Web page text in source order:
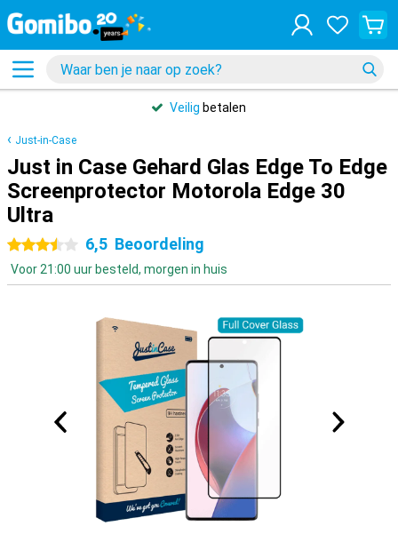
Veilig betalen
Just-in-Case
Just in Case Gehard Glas Edge To Edge
Screenprotector Motorola Edge 30
Ultra
3.5 sterren
6,5 Beoordeling
Voor 21:00 uur besteld, morgen in huis